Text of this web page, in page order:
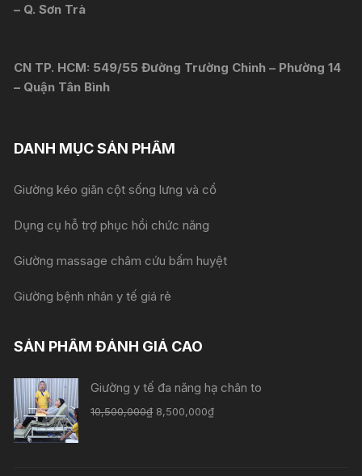
– Q. Sơn Trà
CN TP. HCM: 549/55 Đường Trường Chinh – Phường 14
– Quận Tân Bình
DANH MỤC SẢN PHẨM
Giường kéo giãn cột sống lưng và cổ
Dụng cụ hỗ trợ phục hồi chức năng
Giường massage châm cứu bấm huyệt
Giường bệnh nhân y tế giá rẻ
SẢN PHẨM ĐÁNH GIÁ CAO
Giường y tế đa năng hạ chân to
10,500,000₫ 8,500,000₫